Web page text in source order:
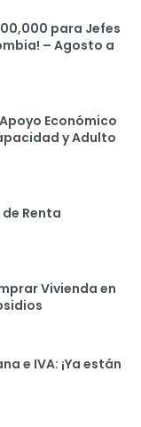
para Jefes
– Agosto a
Económico
y Adulto
Renta
Vivienda en
e IVA: ¡Ya están